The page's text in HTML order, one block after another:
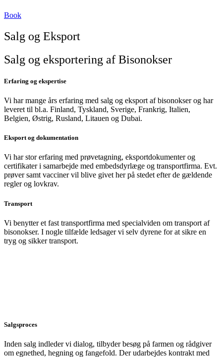
Book
Salg og Eksport
Salg og eksportering af Bisonokser
Erfaring og ekspertise
Vi har mange års erfaring med salg og eksport af bisonokser og har
leveret til bl.a. Finland, Tyskland, Sverige, Frankrig, Italien,
Belgien, Østrig, Rusland, Litauen og Dubai.
Eksport og dokumentation
Vi har stor erfaring med prøvetagning, eksportdokumenter og
certifikater i samarbejde med embedsdyrlæge og transportfirma. Evt.
prøver samt vacciner vil blive givet her på stedet efter de gældende
regler og lovkrav.
Transport
Vi benytter et fast transportfirma med specialviden om transport af
bisonokser. I nogle tilfælde ledsager vi selv dyrene for at sikre en
tryg og sikker transport.
Salgsproces
Inden salg indleder vi dialog, tilbyder besøg på farmen og rådgiver
om egnethed, hegning og fangefold. Der udarbejdes kontrakt med